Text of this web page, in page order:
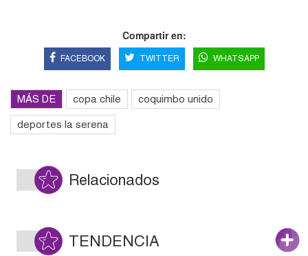
Compartir en:
FACEBOOK TWITTER WHATSAPP
MÁS DE copa chile coquimbo unido
deportes la serena
Relacionados
TENDENCIA